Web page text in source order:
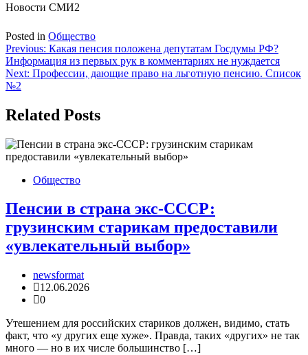
Новости СМИ2
Posted in Общество
Навигация
по
записям
Previous: Какая пенсия положена депутатам Госдумы РФ?
Информация из первых рук в комментариях не нуждается
Next: Профессии, дающие право на льготную пенсию. Список
№2
Related Posts
Общество
Пенсии в страна экс-СССР:
грузинским старикам предоставили
«увлекательный выбор»
newsformat
12.06.2026
0
Утешением для российских стариков должен, видимо, стать
факт, что «у других еще хуже». Правда, таких «других» не так
много — но в их числе большинство […]